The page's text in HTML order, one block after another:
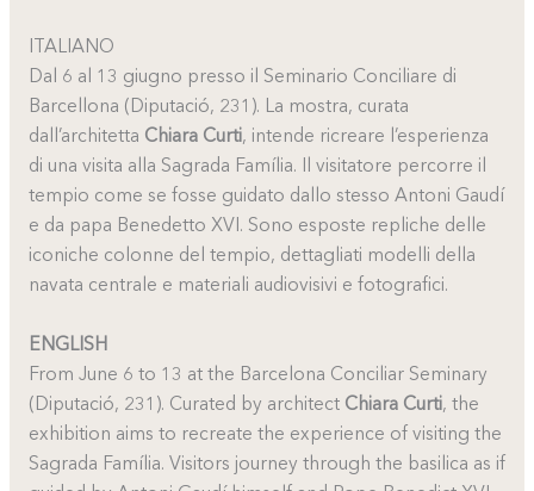
ITALIANO
Dal 6 al 13 giugno presso il Seminario Conciliare di
Barcellona (Diputació, 231). La mostra, curata
dall’architetta Chiara Curti, intende ricreare l’esperienza
di una visita alla Sagrada Família. Il visitatore percorre il
tempio come se fosse guidato dallo stesso Antoni Gaudí
e da papa Benedetto XVI. Sono esposte repliche delle
iconiche colonne del tempio, dettagliati modelli della
navata centrale e materiali audiovisivi e fotografici.
ENGLISH
From June 6 to 13 at the Barcelona Conciliar Seminary
(Diputació, 231). Curated by architect Chiara Curti, the
exhibition aims to recreate the experience of visiting the
Sagrada Família. Visitors journey through the basilica as if